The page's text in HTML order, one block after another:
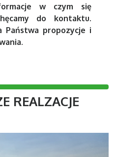
w czym się
do kontaktu.
Państwa propozycje i
REALZACJE